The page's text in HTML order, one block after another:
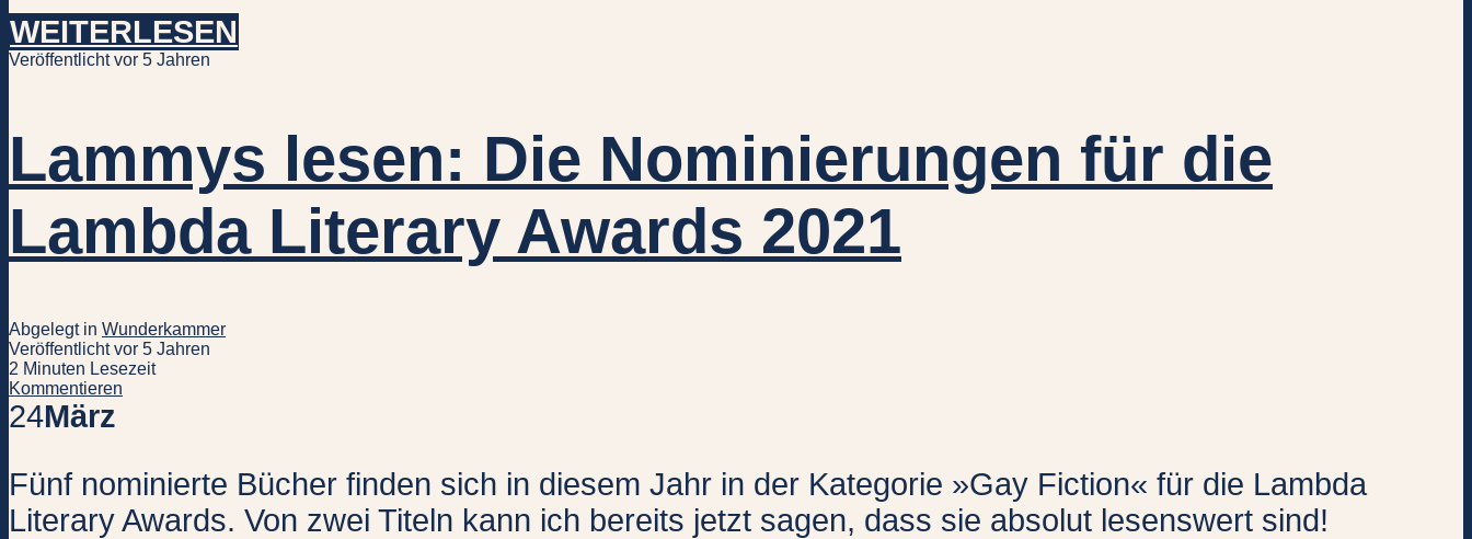
WEITERLESEN
Veröffentlicht vor 5 Jahren
Lammys lesen: Die Nominierungen für die
Lambda Literary Awards 2021
Abgelegt in Wunderkammer
Veröffentlicht vor 5 Jahren
2 Minuten Lesezeit
Kommentieren
24März
Fünf nominierte Bücher finden sich in diesem Jahr in der Kategorie »Gay Fiction« für die Lambda
Literary Awards. Von zwei Titeln kann ich bereits jetzt sagen, dass sie absolut lesenswert sind!